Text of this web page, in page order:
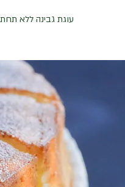
עוגת גבינה ללא